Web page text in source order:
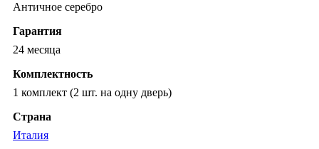
Античное серебро
Гарантия
24 месяца
Комплектность
1 комплект (2 шт. на одну дверь)
Страна
Италия